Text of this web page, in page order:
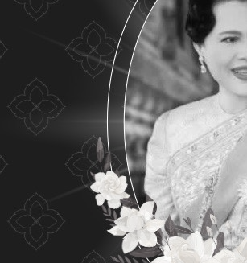
ปรุงเว็บไซต์ หาก
เว็บไซต์ และนโยบาย
ดูรายละเอียด
เปลี่ยนการแสดงผล
ก-
CC